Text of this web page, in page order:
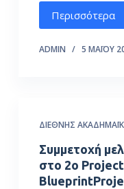
Περισσότερα
ADMIN 5 ΜΑΪ́ΟΥ
ΔΙΕΘΝΉΣ
Συμμετοχή
στο 2ο